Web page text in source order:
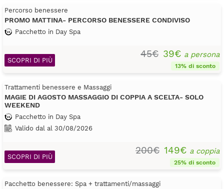
Percorso benessere
PROMO MATTINA- PERCORSO BENESSERE CONDIVISO
Pacchetto in Day Spa
45€ 39€ a persona
13% di sconto
SCOPRI DI PIÙ
Trattamenti benessere e Massaggi
MAGIE DI AGOSTO MASSAGGIO DI COPPIA A SCELTA- SOLO
WEEKEND
Pacchetto in Day Spa
Valido dal al 30/08/2026
200€ 149€ a coppia
25% di sconto
SCOPRI DI PIÙ
Pacchetto benessere: Spa + trattamenti/massaggi